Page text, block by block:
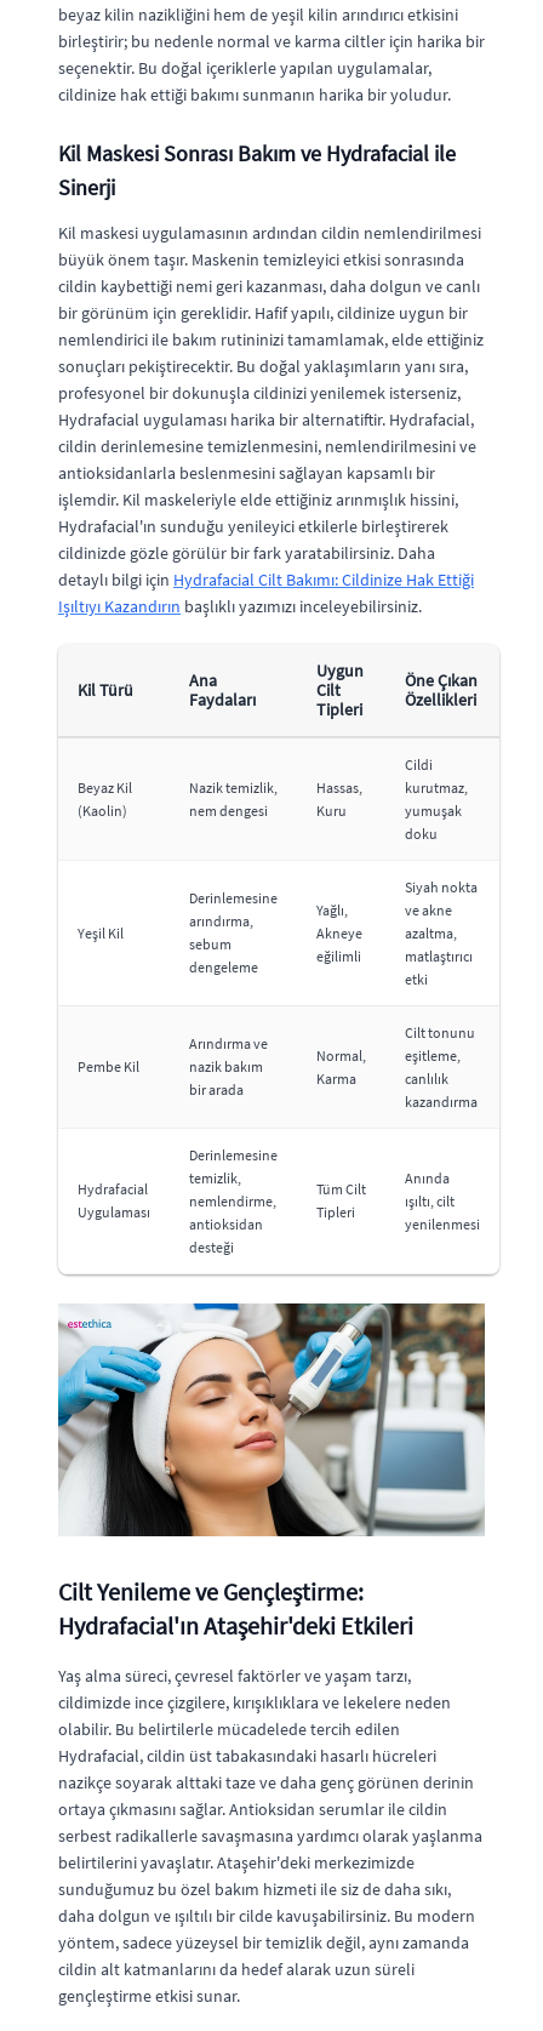
beyaz kilin nazikliğini hem de yeşil kilin arındırıcı etkisini
birleştirir; bu nedenle normal ve karma ciltler için harika bir
seçenektir. Bu doğal içeriklerle yapılan uygulamalar,
cildinize hak ettiği bakımı sunmanın harika bir yoludur.
Kil Maskesi Sonrası Bakım ve Hydrafacial ile
Sinerji
Kil maskesi uygulamasının ardından cildin nemlendirilmesi
büyük önem taşır. Maskenin temizleyici etkisi sonrasında
cildin kaybettiği nemi geri kazanması, daha dolgun ve canlı
bir görünüm için gereklidir. Hafif yapılı, cildinize uygun bir
nemlendirici ile bakım rutininizi tamamlamak, elde ettiğiniz
sonuçları pekiştirecektir. Bu doğal yaklaşımların yanı sıra,
profesyonel bir dokunuşla cildinizi yenilemek isterseniz,
Hydrafacial uygulaması harika bir alternatiftir. Hydrafacial,
cildin derinlemesine temizlenmesini, nemlendirilmesini ve
antioksidanlarla beslenmesini sağlayan kapsamlı bir
işlemdir. Kil maskeleriyle elde ettiğiniz arınmışlık hissini,
Hydrafacial'ın sunduğu yenileyici etkilerle birleştirerek
cildinizde gözle görülür bir fark yaratabilirsiniz. Daha
detaylı bilgi için Hydrafacial Cilt Bakımı: Cildinize Hak Ettiği
Işıltıyı Kazandırın başlıklı yazımızı inceleyebilirsiniz.
Kil Türü
Ana
Faydaları
Uygun
Cilt
Tipleri
Öne Çıkan
Özellikleri
Beyaz Kil
(Kaolin)
Nazik temizlik,
nem dengesi
Hassas,
Kuru
Cildi
kurutmaz,
yumuşak
doku
Yeşil Kil
Derinlemesine
arındırma,
sebum
dengeleme
Yağlı,
Akneye
eğilimli
Siyah nokta
ve akne
azaltma,
matlaştırıcı
etki
Pembe Kil
Arındırma ve
nazik bakım
bir arada
Normal,
Karma
Cilt tonunu
eşitleme,
canlılık
kazandırma
Hydrafacial
Uygulaması
Derinlemesine
temizlik,
nemlendirme,
antioksidan
desteği
Tüm Cilt
Tipleri
Anında
ışıltı, cilt
yenilenmesi
Cilt Yenileme ve Gençleştirme:
Hydrafacial'ın Ataşehir'deki Etkileri
Yaş alma süreci, çevresel faktörler ve yaşam tarzı,
cildimizde ince çizgilere, kırışıklıklara ve lekelere neden
olabilir. Bu belirtilerle mücadelede tercih edilen
Hydrafacial, cildin üst tabakasındaki hasarlı hücreleri
nazikçe soyarak alttaki taze ve daha genç görünen derinin
ortaya çıkmasını sağlar. Antioksidan serumlar ile cildin
serbest radikallerle savaşmasına yardımcı olarak yaşlanma
belirtilerini yavaşlatır. Ataşehir'deki merkezimizde
sunduğumuz bu özel bakım hizmeti ile siz de daha sıkı,
daha dolgun ve ışıltılı bir cilde kavuşabilirsiniz. Bu modern
yöntem, sadece yüzeysel bir temizlik değil, aynı zamanda
cildin alt katmanlarını da hedef alarak uzun süreli
gençleştirme etkisi sunar.